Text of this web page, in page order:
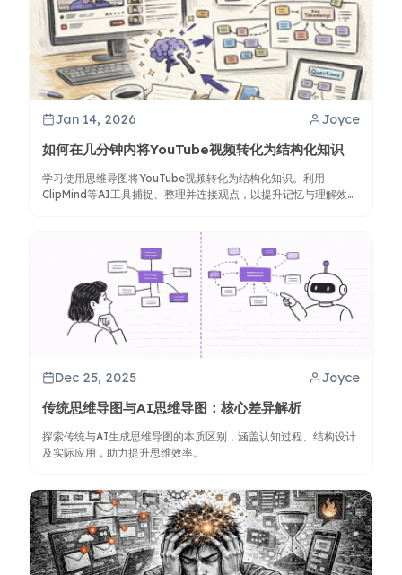
Jan 14, 2026 Joyce
如何在几分钟内将YouTube视频转化为结构化知识
学习使用思维导图将YouTube视频转化为结构化知识。利用
ClipMind等AI工具捕捉、整理并连接观点，以提升记忆与理解效
Dec 25, 2025 Joyce
传统思维导图与AI思维导图：核心差异解析
探索传统与AI生成思维导图的本质区别，涵盖认知过程、结构设计
及实际应用，助力提升思维效率。